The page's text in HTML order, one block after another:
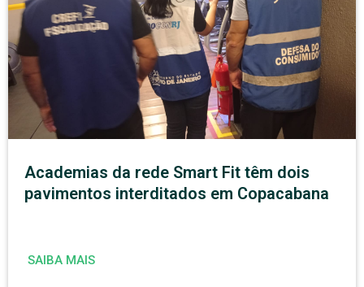
Academias da rede Smart Fit têm dois
pavimentos interditados em Copacabana
SAIBA MAIS